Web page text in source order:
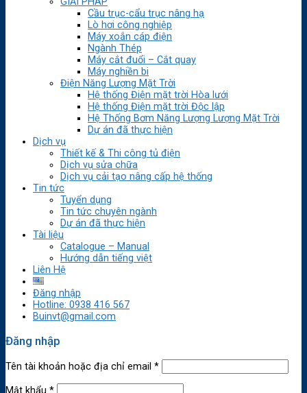
Cầu trục-cẩu trục nâng hạ
Lò hơi công nghiệp
Máy xoắn cáp điện
Ngành Thép
Máy cắt đuổi – Cắt quay
Máy nghiền bi
Điện Năng Lượng Mặt Trời
Hệ thống Điện mặt trời Hòa lưới
Hệ thống Điện mặt trời Độc lập
Hệ Thống Bơm Năng Lượng Lượng Mặt Trời
Dự án đã thực hiện
Dịch vụ
Thiết kế & Thi công tủ điện
Dịch vụ sửa chữa
Dịch vụ cải tạo nâng cấp hệ thống
Tin tức
Tuyển dụng
Tin tức chuyên ngành
Dự án đã thực hiện
Tài liệu
Catalogue – Manual
Hướng dẫn tiếng việt
Liên Hệ
Đăng nhập
Hotline: 0938 416 567
Buinvt@gmail.com
Đăng nhập
Tên tài khoản hoặc địa chỉ email *
Mật khẩu *